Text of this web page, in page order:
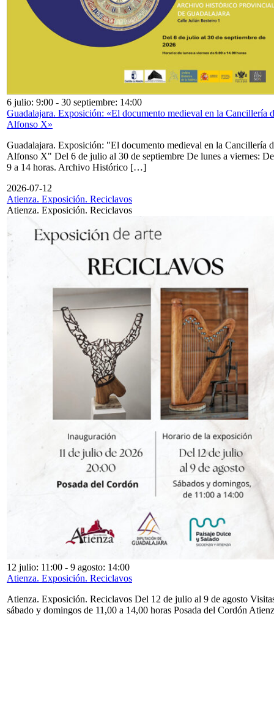
6 julio: 9:00 - 30 septiembre: 14:00
Guadalajara. Exposición: «El documento medieval en la Cancillería
Alfonso X»
Guadalajara. Exposición: "El documento medieval en la Cancillería
Alfonso X" Del 6 de julio al 30 de septiembre De lunes a viernes: De
9 a 14 horas. Archivo Histórico […]
2026-07-12
Atienza. Exposición. Reciclavos
Atienza. Exposición. Reciclavos
12 julio: 11:00 - 9 agosto: 14:00
Atienza. Exposición. Reciclavos
Atienza. Exposición. Reciclavos Del 12 de julio al 9 de agosto
sábado y domingos de 11,00 a 14,00 horas Posada del Cordón